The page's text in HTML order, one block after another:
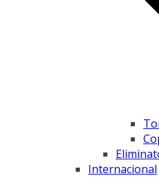
Internacional